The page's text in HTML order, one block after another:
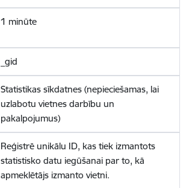
1 minūte
_gid
Statistikas sīkdatnes (nepieciešamas, lai
uzlabotu vietnes darbību un
pakalpojumus)
Reģistrē unikālu ID, kas tiek izmantots
statistisko datu iegūšanai par to, kā
apmeklētājs izmanto vietni.